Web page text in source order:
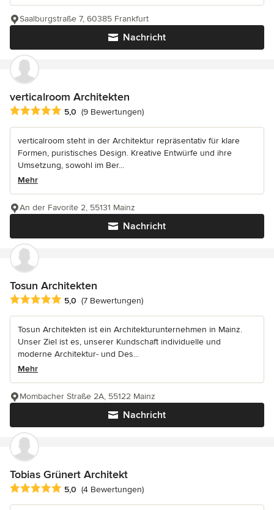
Nachricht
Saalburgstraße 7, 60385 Frankfurt
verticalroom Architekten
Durchschnittliche Bewertung: 5 von 5 Sternen
5,0 (9 Bewertungen)
verticalroom steht in der Architektur repräsentativ für klare
Formen, puristisches Design. Kreative Entwürfe und ihre
Umsetzung, sowohl im Ber...
Mehr
Nachricht
An der Favorite 2, 55131 Mainz
Tosun Architekten
Durchschnittliche Bewertung: 5 von 5 Sternen
5,0 (7 Bewertungen)
Tosun Architekten ist ein Architekturunternehmen in Mainz.
Unser Ziel ist es, unserer Kundschaft individuelle und
moderne Architektur- und Des...
Mehr
Nachricht
Mombacher Straße 2A, 55122 Mainz
Tobias Grünert Architekt
Durchschnittliche Bewertung: 5 von 5 Sternen
5,0 (4 Bewertungen)